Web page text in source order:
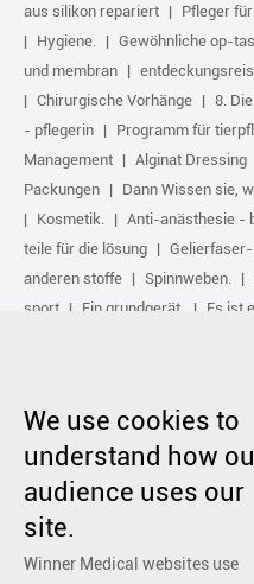
aus silikon repariert
Pfleger
Hygiene.
Gewöhnliche op-
und membran
Chirurgische Vorhänge
8.
- pflegerin
Programm für
Management
Alginat Dressing
Packungen
Dann Wissen sie,
Kosmetik.
Anti-anästhesie -
teile für die lösung
anderen stoffe
Spinnweben.
sport
Ein grundgerät. Es ist
Ich bin hierher gekommen,
übersichtskarte für unsere
Und wenn es irgendwelche
We use cookies to
understand how
audience uses our
site.
Winner Medical websites use